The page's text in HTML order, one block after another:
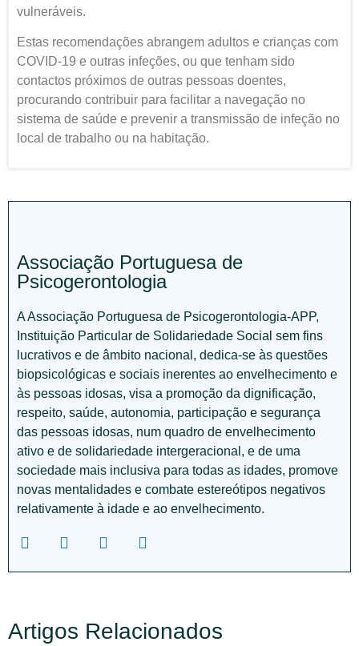
vulneráveis.
Estas recomendações abrangem adultos e crianças com
COVID-19 e outras infeções, ou que tenham sido
contactos próximos de outras pessoas doentes,
procurando contribuir para facilitar a navegação no
sistema de saúde e prevenir a transmissão de infeção no
local de trabalho ou na habitação.
Associação Portuguesa de
Psicogerontologia
A Associação Portuguesa de Psicogerontologia-APP,
Instituição Particular de Solidariedade Social sem fins
lucrativos e de âmbito nacional, dedica-se às questões
biopsicológicas e sociais inerentes ao envelhecimento e
às pessoas idosas, visa a promoção da dignificação,
respeito, saúde, autonomia, participação e segurança
das pessoas idosas, num quadro de envelhecimento
ativo e de solidariedade intergeracional, e de uma
sociedade mais inclusiva para todas as idades, promove
novas mentalidades e combate estereótipos negativos
relativamente à idade e ao envelhecimento.
Artigos Relacionados